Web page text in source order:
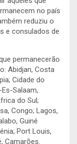
no país
reduziu o
e consulados de
permanecerão
Abidjan, Costa
Cidade do
Salaam,
do Sul;
Congo; Lagos,
Guiné
Port Louis,
Camarões.